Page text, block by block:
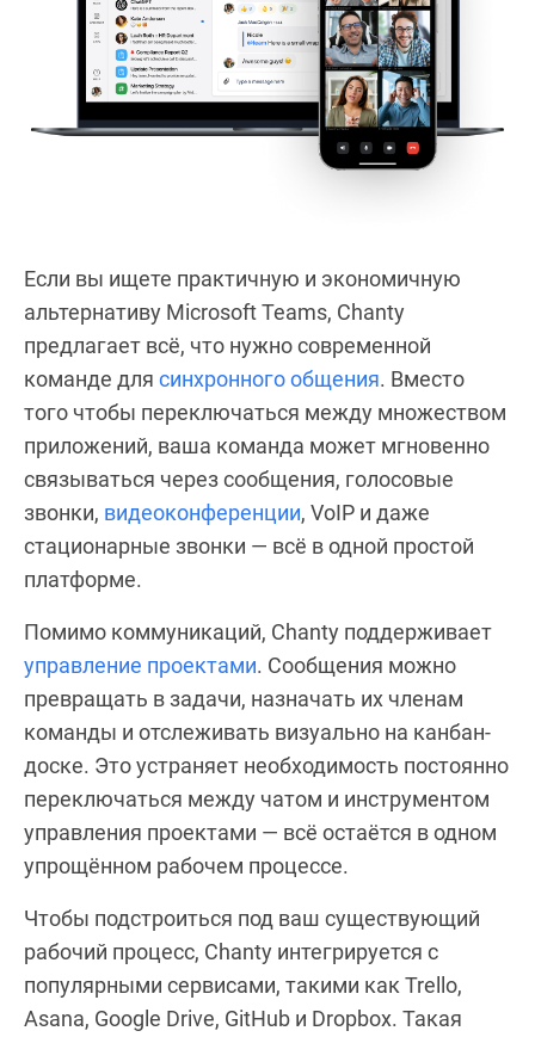
Если вы ищете практичную и экономичную
альтернативу Microsoft Teams, Chanty
предлагает всё, что нужно современной
команде для синхронного общения. Вместо
того чтобы переключаться между множеством
приложений, ваша команда может мгновенно
связываться через сообщения, голосовые
звонки, видеоконференции, VoIP и даже
стационарные звонки — всё в одной простой
платформе.
Помимо коммуникаций, Chanty поддерживает
управление проектами. Сообщения можно
превращать в задачи, назначать их членам
команды и отслеживать визуально на канбан-
доске. Это устраняет необходимость постоянно
переключаться между чатом и инструментом
управления проектами — всё остаётся в одном
упрощённом рабочем процессе.
Чтобы подстроиться под ваш существующий
рабочий процесс, Chanty интегрируется с
популярными сервисами, такими как Trello,
Asana, Google Drive, GitHub и Dropbox. Такая